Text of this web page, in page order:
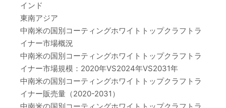
インド
東南アジア
中南米の国別コーティングホワイトトップクラフトラ
イナー市場概況
中南米の国別コーティングホワイトトップクラフトラ
イナー市場規模：2020年VS2024年VS2031年
中南米の国別コーティングホワイトトップクラフトラ
イナー販売量（2020-2031）